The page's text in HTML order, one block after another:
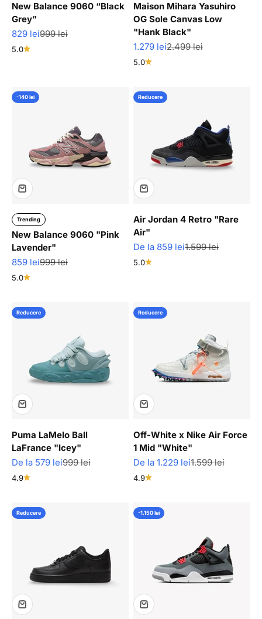
New Balance 9060 “Black
Grey”
Pret redus
829 leiPret normal
999 lei
5.0
Maison Mihara Yasuhiro
OG Sole Canvas Low
"Hank Black"
Pret redus
1.279 leiPret normal
2.499 lei
5.0
-140 lei
Trending
New Balance 9060 "Pink
Lavender"
Pret redus
859 leiPret normal
999 lei
5.0
Reducere
Air Jordan 4 Retro "Rare
Air"
Pret redus
De la 859 leiPret normal
1.599 lei
5.0
Reducere
Puma LaMelo Ball
LaFrance "Icey"
Pret redus
De la 579 leiPret normal
999 lei
4.9
Reducere
Off-White x Nike Air Force
1 Mid "White"
Pret redus
De la 1.229 leiPret normal
1.599 lei
4.9
Reducere -1.150 lei